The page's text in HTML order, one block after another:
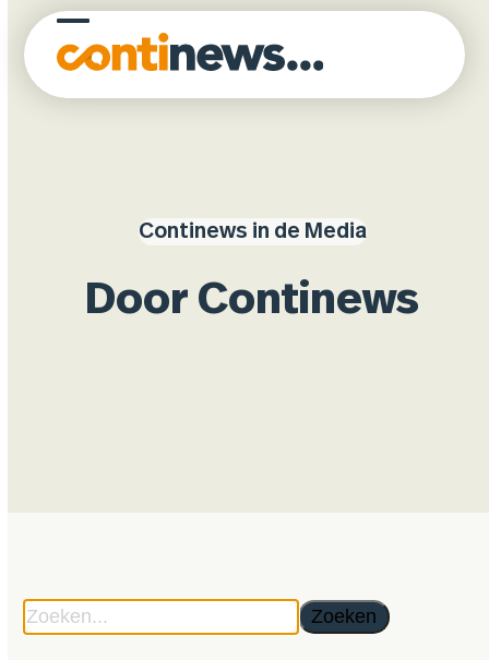
Skip
content
Open
Close
Continews in de Media
Door Continews
Zoeken... Zoeken